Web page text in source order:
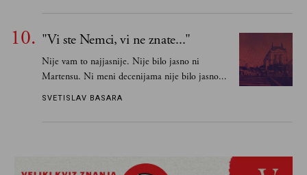
"Vi ste Nemci, vi ne znate..."
Nije vam to najjasnije. Nije bilo jasno ni
Martensu. Ni meni decenijama nije bilo jasno...
SVETISLAV BASARA